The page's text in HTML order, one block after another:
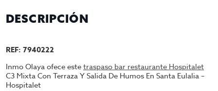
DESCRIPCIÓN
REF: 7940222
Inmo Olaya ofece estetraspaso bar restaurante Hospitalet
C3 Mixta Con Terraza Y Salida De Humos En Santa Eulalia –
Hospitalet